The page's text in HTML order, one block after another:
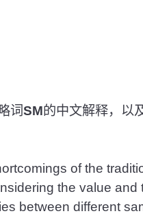
词SM的中文解释，以
of the
the value
between different